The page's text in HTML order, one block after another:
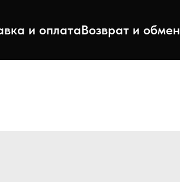
и оплатаВозврат и обмен